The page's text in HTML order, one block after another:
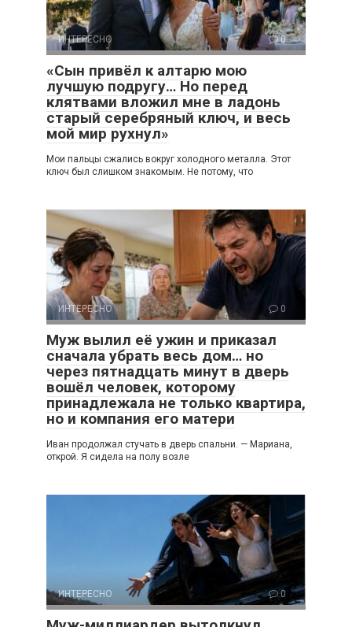
ИНТЕРЕСНО 0
«Сын привёл к алтарю мою
лучшую подругу… Но перед
клятвами вложил мне в ладонь
старый серебряный ключ, и весь
мой мир рухнул»
Мои пальцы сжались вокруг холодного металла. Этот
ключ был слишком знакомым. Не потому, что
ИНТЕРЕСНО 0
Муж вылил её ужин и приказал
сначала убрать весь дом… но
через пятнадцать минут в дверь
вошёл человек, которому
принадлежала не только квартира,
но и компания его матери
Иван продолжал стучать в дверь спальни. — Мариана,
открой. Я сидела на полу возле
ИНТЕРЕСНО 0